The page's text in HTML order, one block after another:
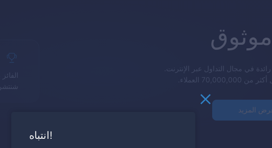
موثوق
في مجال التداول عبر الإنترنت.
العملاء.
المزيد
شنتشن، 6-7
انتباه!